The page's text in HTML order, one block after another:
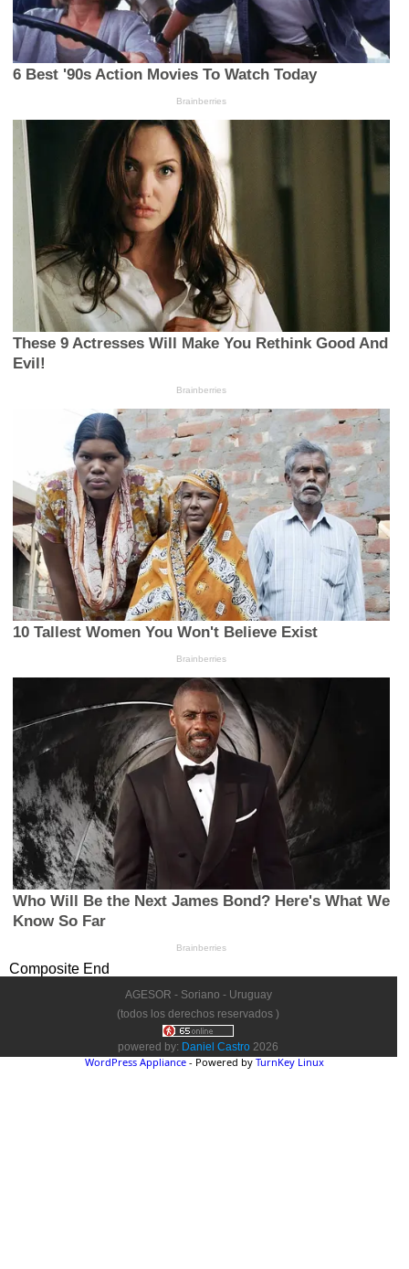
Composite End
AGESOR - Soriano - Uruguay
(todos los derechos reservados )
powered by: Daniel Castro 2026
WordPress Appliance - Powered by TurnKey Linux